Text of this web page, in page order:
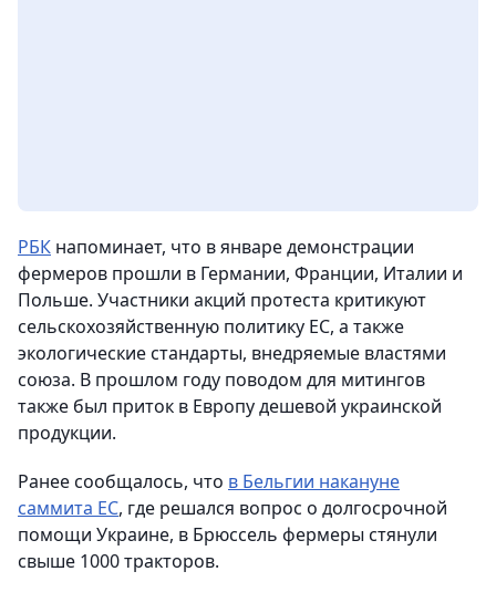
РБК напоминает, что в январе демонстрации
фермеров прошли в Германии, Франции, Италии и
Польше. Участники акций протеста критикуют
сельскохозяйственную политику ЕС, а также
экологические стандарты, внедряемые властями
союза. В прошлом году поводом для митингов
также был приток в Европу дешевой украинской
продукции.
Ранее сообщалось, что в Бельгии накануне
саммита ЕС, где решался вопрос о долгосрочной
помощи Украине, в Брюссель фермеры стянули
свыше 1000 тракторов.